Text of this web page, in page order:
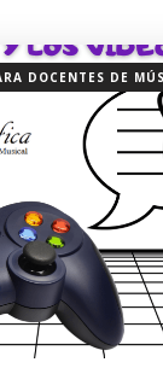
DOCENTES DE